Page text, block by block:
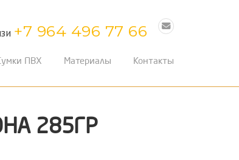
+7 964 496 77 66
ПВХ Материалы Контакты
285ГР